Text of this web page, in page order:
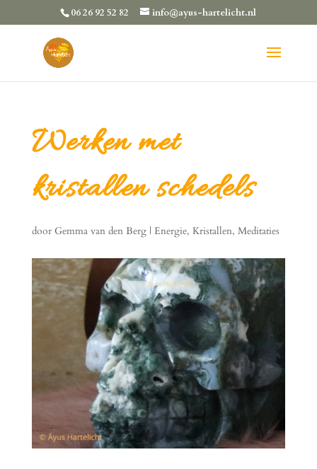
06 26 92 52 82 info@ayus-hartelicht.nl
Werken met
kristallen schedels
door Gemma van den Berg| Energie, Kristallen, Meditaties